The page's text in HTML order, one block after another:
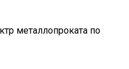
металлопроката по